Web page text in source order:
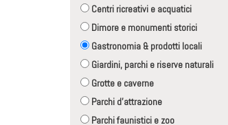
Centri ricreativi e acquatici
Dimore e monumenti storici
Gastronomia & prodotti locali
Giardini, parchi e riserve naturali
Grotte e caverne
Parchi d'attrazione
Parchi faunistici e zoo